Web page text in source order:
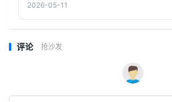
2026-05-11
评论 抢沙发